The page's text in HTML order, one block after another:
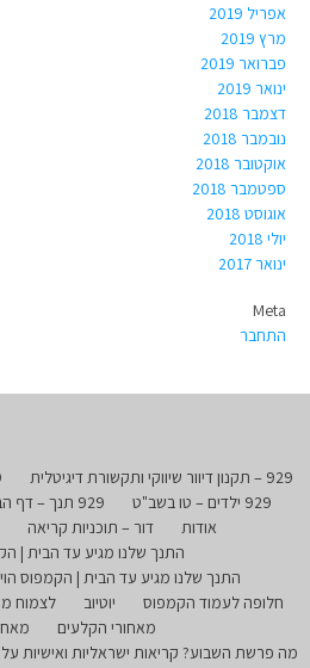
אפריל 2019
מרץ 2019
פברואר 2019
ינואר 2019
דצמבר 2018
נובמבר 2018
אוקטובר 2018
ספטמבר 2018
אוגוסט 2018
יולי 2018
ינואר 2017
Meta
התחבר
929 – תקנון דיוור שיווקי ותקשורת דיגיטלית
929 ילדים – טו בשב"ט
929 תנך – דף הבית
אודות
דור – תוכניות קריאה
התנך שלנו מגיע עד הבית |
התנך שלנו מגיע עד הבית | הקמפוס
חלופה לעמוד הקמפוס
יוטיוב לצמוח
מאחורי הקלעים
מה פרשת השבוע? קריאות ישראליות ואישיות